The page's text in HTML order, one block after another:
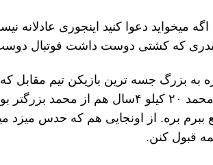
میخواید دعوا کنید اینجوری عادلانه
که کشتی دوست داشت فوتبال
بزرگ جسه ترین بازیکن تیم مقابل که
منو تو با هم بگیریم. حریفش تقریبا ۵۰ کیلو بود و محمد
ببرم بره. از اونجایی هم که حدس
قبول کنن.